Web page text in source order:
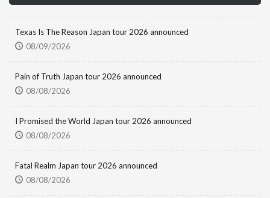
Texas Is The Reason Japan tour 2026 announced
08/09/2026
Pain of Truth Japan tour 2026 announced
08/08/2026
I Promised the World Japan tour 2026 announced
08/08/2026
Fatal Realm Japan tour 2026 announced
08/08/2026